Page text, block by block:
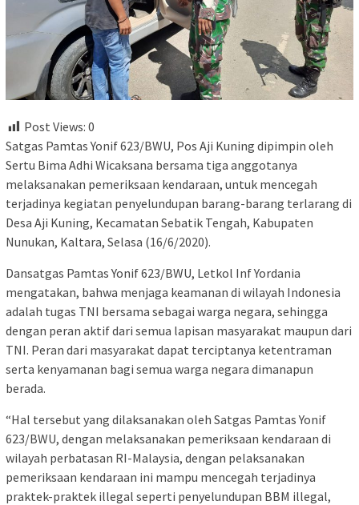
Post Views: 0
Satgas Pamtas Yonif 623/BWU, Pos Aji Kuning dipimpin oleh
Sertu Bima Adhi Wicaksana bersama tiga anggotanya
melaksanakan pemeriksaan kendaraan, untuk mencegah
terjadinya kegiatan penyelundupan barang-barang terlarang di
Desa Aji Kuning, Kecamatan Sebatik Tengah, Kabupaten
Nunukan, Kaltara, Selasa (16/6/2020).
Dansatgas Pamtas Yonif 623/BWU, Letkol Inf Yordania
mengatakan, bahwa menjaga keamanan di wilayah Indonesia
adalah tugas TNI bersama sebagai warga negara, sehingga
dengan peran aktif dari semua lapisan masyarakat maupun dari
TNI. Peran dari masyarakat dapat terciptanya ketentraman
serta kenyamanan bagi semua warga negara dimanapun
berada.
“Hal tersebut yang dilaksanakan oleh Satgas Pamtas Yonif
623/BWU, dengan melaksanakan pemeriksaan kendaraan di
wilayah perbatasan RI-Malaysia, dengan pelaksanakan
pemeriksaan kendaraan ini mampu mencegah terjadinya
praktek-praktek illegal seperti penyelundupan BBM illegal,